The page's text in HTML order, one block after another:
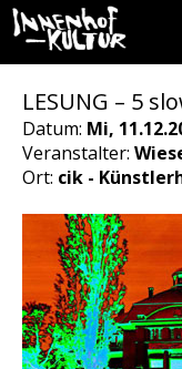
LESUNG – 5
Datum: Mi,
Veranstalter:
Ort: cik -